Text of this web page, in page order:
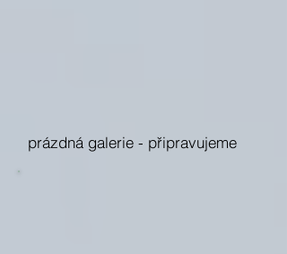
prázdná galerie - připravujeme